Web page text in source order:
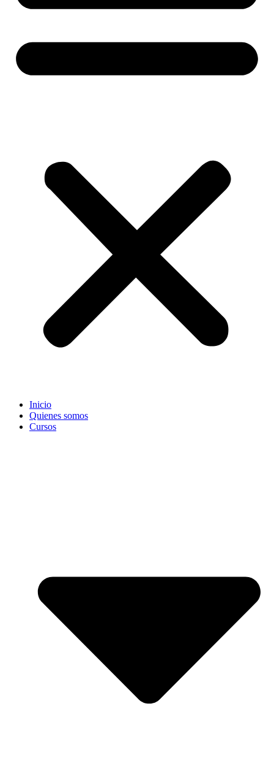
Inicio
Quienes somos
Cursos